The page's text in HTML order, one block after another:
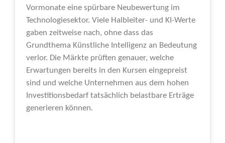
Vormonate eine spürbare Neubewertung im
Technologiesektor. Viele Halbleiter- und KI-Werte
gaben zeitweise nach, ohne dass das
Grundthema Künstliche Intelligenz an Bedeutung
verlor. Die Märkte prüften genauer, welche
Erwartungen bereits in den Kursen eingepreist
sind und welche Unternehmen aus dem hohen
Investitionsbedarf tatsächlich belastbare Erträge
generieren können.